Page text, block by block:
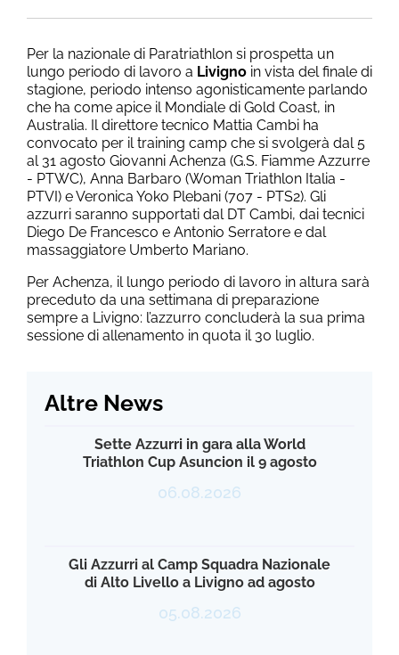
Per la nazionale di Paratriathlon si prospetta un
lungo periodo di lavoro a Livigno in vista del finale di
stagione, periodo intenso agonisticamente parlando
che ha come apice il Mondiale di Gold Coast, in
Australia. Il direttore tecnico Mattia Cambi ha
convocato per il training camp che si svolgerà dal 5
al 31 agosto Giovanni Achenza (G.S. Fiamme Azzurre
- PTWC), Anna Barbaro (Woman Triathlon Italia -
PTVI) e Veronica Yoko Plebani (707 - PTS2). Gli
azzurri saranno supportati dal DT Cambi, dai tecnici
Diego De Francesco e Antonio Serratore e dal
massaggiatore Umberto Mariano.
Per Achenza, il lungo periodo di lavoro in altura sarà
preceduto da una settimana di preparazione
sempre a Livigno: l’azzurro concluderà la sua prima
sessione di allenamento in quota il 30 luglio.
Altre News
Sette Azzurri in gara alla World
Triathlon Cup Asuncion il 9 agosto
06.08.2026
Gli Azzurri al Camp Squadra Nazionale
di Alto Livello a Livigno ad agosto
05.08.2026